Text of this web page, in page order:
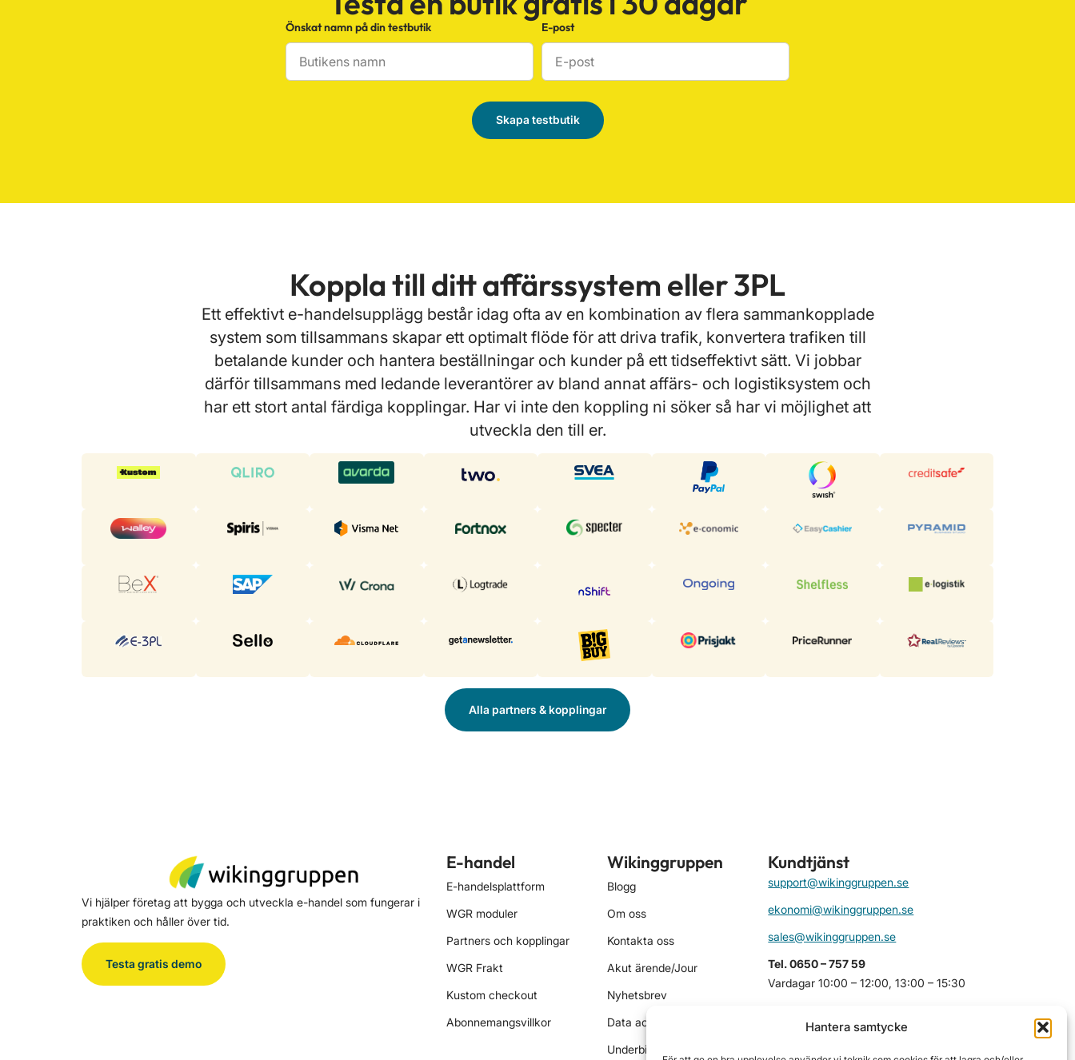
Hantera samtycke
Önskat namn på din testbutik E-post
Skapa testbutik
Koppla till ditt affärssystem eller 3PL
Ett effektivt e-handelsupplägg består idag ofta av en kombination av flera sammankopplade
system som tillsammans skapar ett optimalt flöde för att driva trafik, konvertera trafiken till
betalande kunder och hantera beställningar och kunder på ett tidseffektivt sätt. Vi jobbar
därför tillsammans med ledande leverantörer av bland annat affärs- och logistiksystem och
har ett stort antal färdiga kopplingar. Har vi inte den koppling ni söker så har vi möjlighet att
utveckla den till er.
Alla partners & kopplingar
Vi hjälper företag att bygga och utveckla e-handel som fungerar i
praktiken och håller över tid.
Testa gratis demo
E-handel
E-handelsplattform
WGR moduler
Partners och kopplingar
WGR Frakt
Kustom checkout
Abonnemangsvillkor
Wikinggruppen
Blogg
Om oss
Kontakta oss
Akut ärende/Jour
Nyhetsbrev
Data act
Underbiträden
Kundtjänst
support@wikinggruppen.se
ekonomi@wikinggruppen.se
sales@wikinggruppen.se
Tel. 0650 – 757 59
Vardagar 10:00 – 12:00, 13:00 – 15:30
Sjötullsgatan 8